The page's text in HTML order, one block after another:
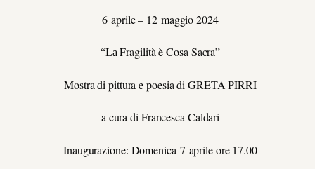
6 aprile – 12 maggio 2024
“LaFragilità èCosa Sacra”
Mostra di pittura e poesia diGRETA PIRRI
a cura di Francesca Caldari
Inaugurazione: Domenica 7 aprile ore 17.00